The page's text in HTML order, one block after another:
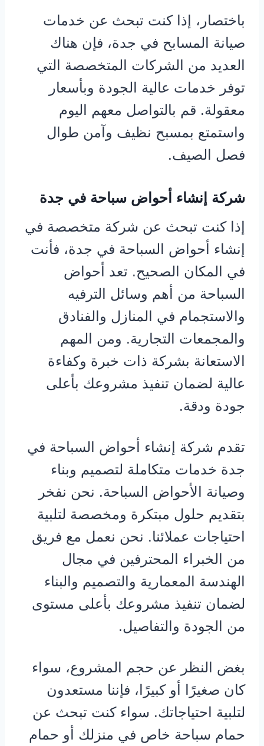
باختصار، إذا كنت تبحث عن خدمات
صيانة المسابح في جدة، فإن هناك
العديد من الشركات المتخصصة التي
توفر خدمات عالية الجودة وبأسعار
معقولة. قم بالتواصل معهم اليوم
واستمتع بمسبح نظيف وآمن طوال
فصل الصيف.
شركة إنشاء أحواض سباحة في جدة
إذا كنت تبحث عن شركة متخصصة في
إنشاء أحواض السباحة في جدة، فأنت
في المكان الصحيح. تعد أحواض
السباحة من أهم وسائل الترفيه
والاستجمام في المنازل والفنادق
والمجمعات التجارية. ومن المهم
الاستعانة بشركة ذات خبرة وكفاءة
عالية لضمان تنفيذ مشروعك بأعلى
جودة ودقة.
تقدم شركة إنشاء أحواض السباحة في
جدة خدمات متكاملة لتصميم وبناء
وصيانة الأحواض السباحة. نحن نفخر
بتقديم حلول مبتكرة ومخصصة لتلبية
احتياجات عملائنا. نحن نعمل مع فريق
من الخبراء المحترفين في مجال
الهندسة المعمارية والتصميم والبناء
لضمان تنفيذ مشروعك بأعلى مستوى
من الجودة والتفاصيل.
بغض النظر عن حجم المشروع، سواء
كان صغيرًا أو كبيرًا، فإننا مستعدون
لتلبية احتياجاتك. سواء كنت تبحث عن
حمام سباحة خاص في منزلك أو حمام